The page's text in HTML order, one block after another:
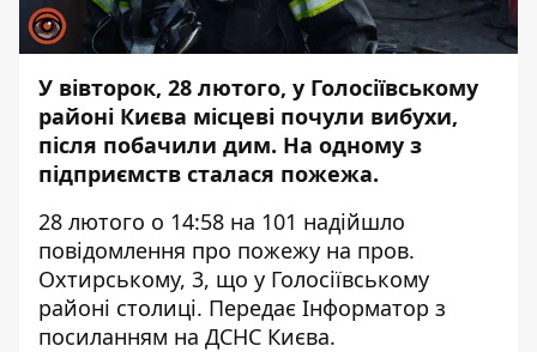
У вівторок, 28 лютого, у Голосіївському
районі Києва місцеві почули вибухи,
після побачили дим. На одному з
підприємств сталася пожежа.
28 лютого о 14:58 на 101 надійшло
повідомлення про пожежу на пров.
Охтирському, 3, що у Голосіївському
районі столиці. Передає Інформатор з
посиланням на ДСНС Києва.